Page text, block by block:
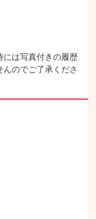
には写真付きの履歴
のでご了承くださ